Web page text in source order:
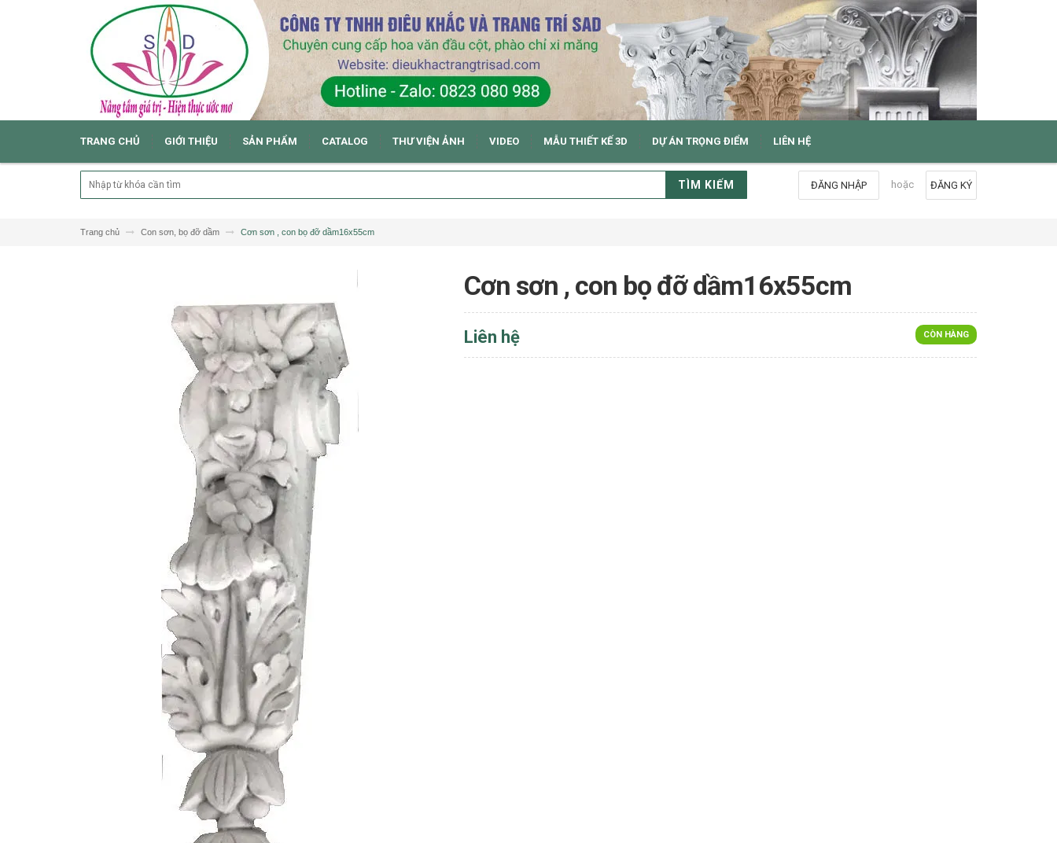
TRANG CHỦ GIỚI THIỆU SẢN PHẨM CATALOG THƯ VIỆN ẢNH VIDEO MẪU THIẾT KẾ 3D DỰ ÁN TRỌNG ĐIỂM LIÊN HỆ
TÌM KIẾM ĐĂNG KÝ
hoặc
ĐĂNG NHẬP
Trang chủ Con sơn, bọ đỡ dầm Cơn sơn , con bọ đỡ dầm16x55cm
Cơn sơn , con bọ đỡ dầm16x55cm
CÒN HÀNG
Liên hệ